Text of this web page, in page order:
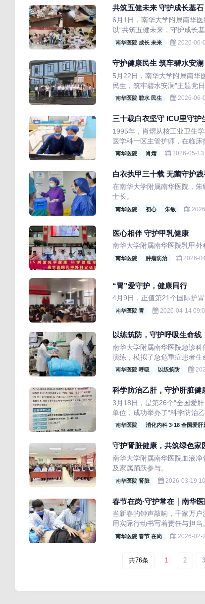
共筑五健未来 守护成长基石
6月1日，南华大学附属南华
以“共筑五健未来，守护成长
南华医院 成长 未来 2026-06-
守护健康民生 筑牢碧水安澜
5月22日，南华大学附属南华
民生，筑牢碧水安澜”主题党日
南华医院 碧水 民生 2026-06-
三十载白衣坚守 ICU里守护
1995年，肖熠从核工业卫生
医学科一区主管护师，在临床
南华医院 肖熠 2026-05-13
白衣执甲三十载 无菌守护
在南华大学附属南华医院，
士长。
南华医院 初心 朱敏
医心相伴 守护甲乳健康
南华大学附属南华医院乳甲外
南华医院 肿瘤防治 2026-
“胃”爱守护，健康同行
4月9日，正值第21个国际护
南华医院 胃 2026-04-14
以练筑防，守护呼吸生命线
南华大学附属南华医院急诊
演练，模拟了急危重症患者
南华医院 呼吸 以练筑防
科学防治乙肝，守护肝脏健
3月18日，是第26个“全国爱
单位，成功举办了“科学防治
南华医院 消化内科 3·18 全国爱肝
守护肾脏健康，共筑绿色家
南华大学附属南华医院血液
及家属踊跃参与。
南华医院 肾脏 2026-03-19
春节在岗·守护常在｜南华
当新春的钟声敲响，千家万
用实际行动书写着责任与担当。
南华医院 春节 在岗 2026-02-
共76条 1 2 3